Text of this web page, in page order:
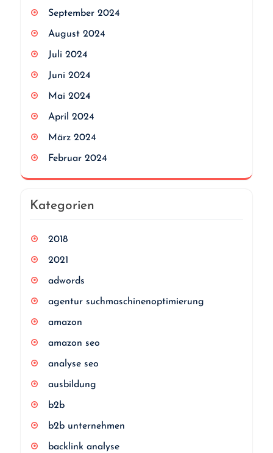
September 2024
August 2024
Juli 2024
Juni 2024
Mai 2024
April 2024
März 2024
Februar 2024
Kategorien
2018
2021
adwords
agentur suchmaschinenoptimierung
amazon
amazon seo
analyse seo
ausbildung
b2b
b2b unternehmen
backlink analyse